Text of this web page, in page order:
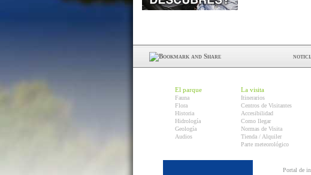
El parque
Fauna
Flora
Historia
Hidrología
Geología
Audios
La visita
Itinerarios
Centros de Visitantes
Accesibilidad
Como llegar
Normas de Visita
Tienda / Alquiler
Parte meteorológico
Portal de